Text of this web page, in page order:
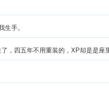
手。
，四五年不用重装的，XP却是是座